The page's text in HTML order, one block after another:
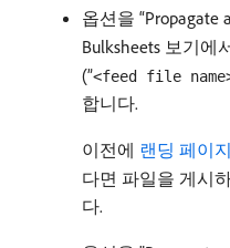
옵션을 “Propagate
Bulksheets 보기에
(”<feed file
합니다.
이전에 랜딩 페이
다면 파일을 게시
다.